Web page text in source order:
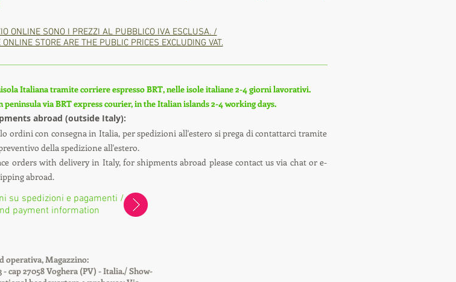
ONLINE SONO I PREZZI AL PUBBLICO IVA ESCLUSA. /
STORE ARE THE PUBLIC PRICES EXCLUDING VAT.
Italiana tramite corriere espresso BRT, nelle isole italiane 2-4 giorni lavorativi.
via BRT express courier, in the Italian islands 2-4 working days.
abroad (outside Italy):
ordini con consegna in Italia, per spedizioni all'estero si prega di contattarci tramite
della spedizione all'estero.
orders with delivery in Italy, for shipments abroad please contact us via chat or e-
abroad.
su spedizioni e pagamenti /
payment information
operativa, Magazzino:
cap 27058 Voghera (PV) - Italia./ Show-